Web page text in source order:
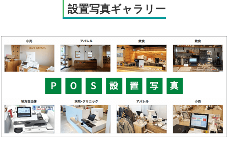
設置写真ギャラリー